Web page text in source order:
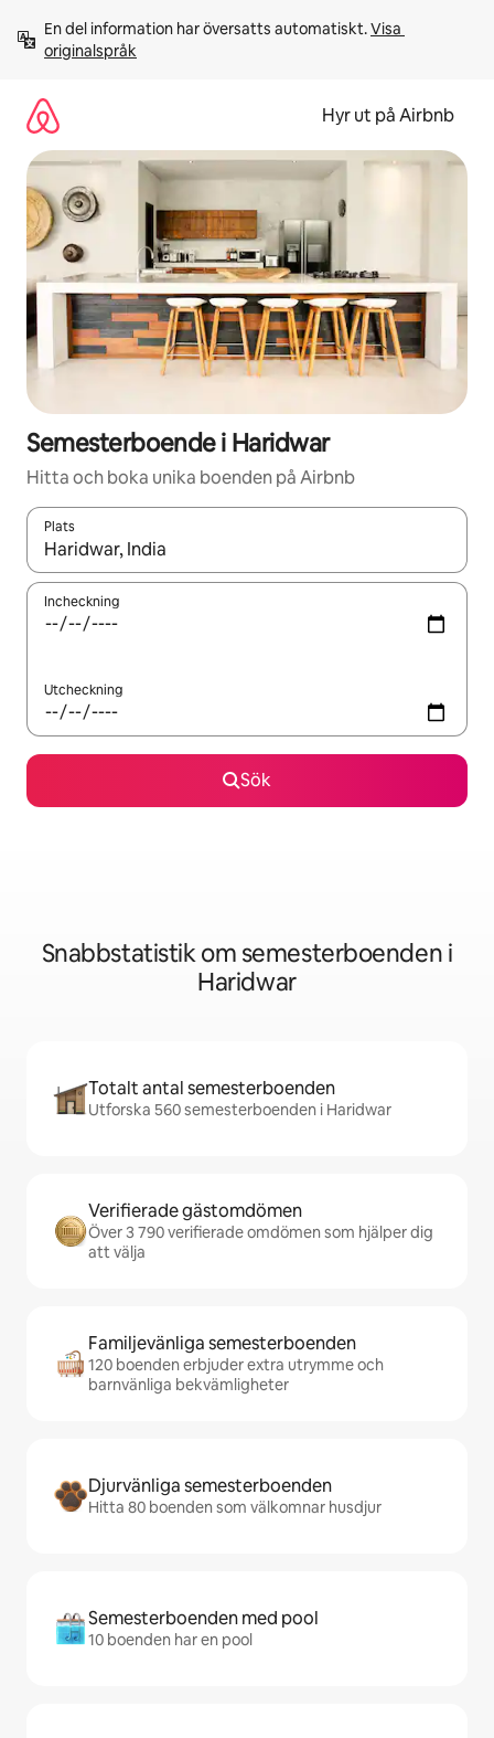
innehåll
En del information har översatts automatiskt. Visa
originalspråk
Hyr ut på Airbnb
Semesterboende i Haridwar
Hitta och boka unika boenden på Airbnb
Plats
När resultaten är tillgängliga kan du navigera med upp- och
Incheckning
Utcheckning
Sök
Snabbstatistik om semesterboenden i
Haridwar
Totalt antal semesterboenden
Utforska 560 semesterboenden i Haridwar
Verifierade gästomdömen
Över 3 790 verifierade omdömen som hjälper dig
att välja
Familjevänliga semesterboenden
120 boenden erbjuder extra utrymme och
barnvänliga bekvämligheter
Djurvänliga semesterboenden
Hitta 80 boenden som välkomnar husdjur
Semesterboenden med pool
10 boenden har en pool